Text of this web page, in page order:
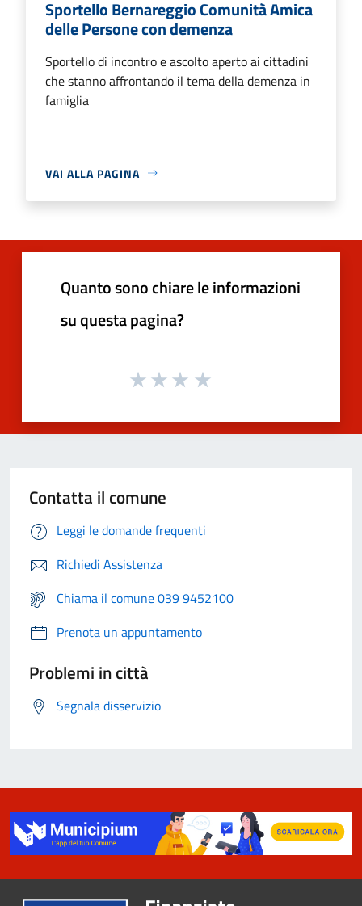
Sportello Bernareggio Comunità Amica
delle Persone con demenza
Sportello di incontro e ascolto aperto ai cittadini
che stanno affrontando il tema della demenza in
famiglia
VAI ALLA PAGINA
Quanto sono chiare le informazioni
su questa pagina?
Contatta il comune
Leggi le domande frequenti
Richiedi Assistenza
Chiama il comune 039 9452100
Prenota un appuntamento
Problemi in città
Segnala disservizio